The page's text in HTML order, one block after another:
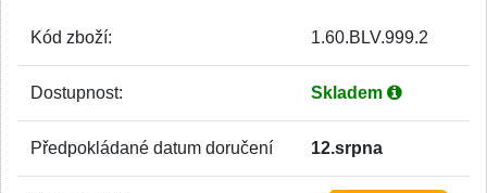
Kód zboží: 1.60.BLV.999.2
Dostupnost: Skladem
Předpokládané datum doručení 12.srpna